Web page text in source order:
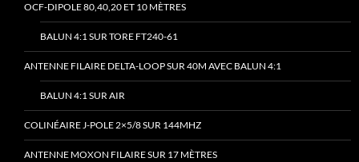
OCF-DIPOLE 80,40,20 ET 10 MÈTRES
BALUN 4:1 SUR TORE FT240-61
ANTENNE FILAIRE DELTA-LOOP SUR 40M AVEC BALUN 4:1
BALUN 4:1 SUR AIR
COLINÉAIRE J-POLE 2×5/8 SUR 144MHZ
ANTENNE MOXON FILAIRE SUR 17 MÈTRES